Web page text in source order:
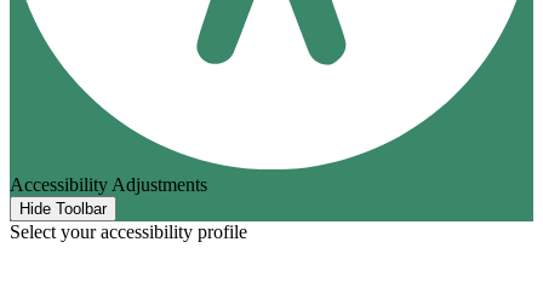
Accessibility Adjustments
Hide Toolbar
Select your accessibility profile